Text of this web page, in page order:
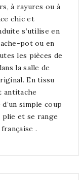
à rayures ou à
chic et
s’utilise en
pot ou en
les pièces de
la salle de
En tissu
antitache
simple coup
plie et se range
.